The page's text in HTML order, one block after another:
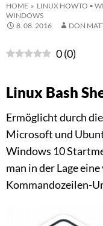
HOME » LINUX HOWTO •
WINDOWS
8. 08. 2016
DON
0(0)
Linux Bash
Ermöglicht durch
Microsoft und
Windows 10
man in der Lage
Kommandozeilen-